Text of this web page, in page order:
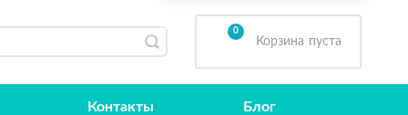
0
Корзина пуста
Контакты Блог